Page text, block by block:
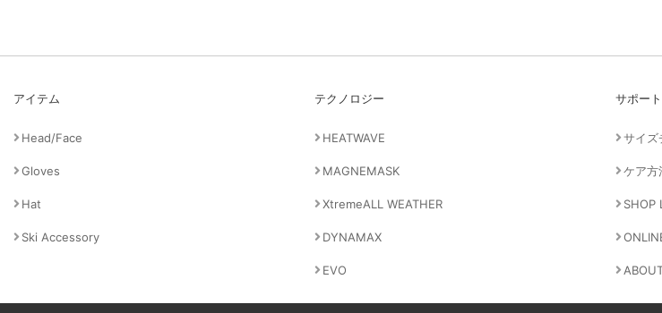
アイテム
Head/Face
Gloves
Hat
Ski Accessory
テクノロジー
HEATWAVE
MAGNEMASK
XtremeALL WEATHER
DYNAMAX
EVO
サポート
サイズ
ケア方
SHOP